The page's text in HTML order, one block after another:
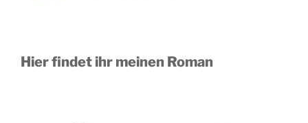
Hier findet ihr meinen Roman